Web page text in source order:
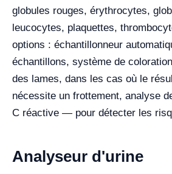
globules rouges, érythrocytes,
leucocytes, plaquettes,
options : échantillonneur
échantillons, système de
des lames, dans les cas où le
nécessite un frottement, analyse
C réactive — pour détecter les
Analyseur d'urine